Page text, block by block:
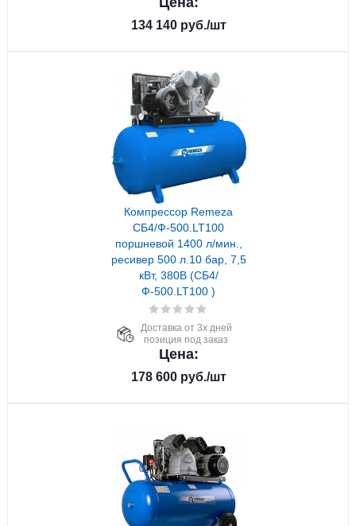
134 140руб./шт
Компрессор Remeza
СБ4/Ф-500.LT100
поршневой 1400 л/мин.,
ресивер 500 л.10 бар, 7,5
кВт, 380В (СБ4/
Ф-500.LT100 )
Доставка от 3х дней
позиция под заказ
Цена:
178 600руб./шт